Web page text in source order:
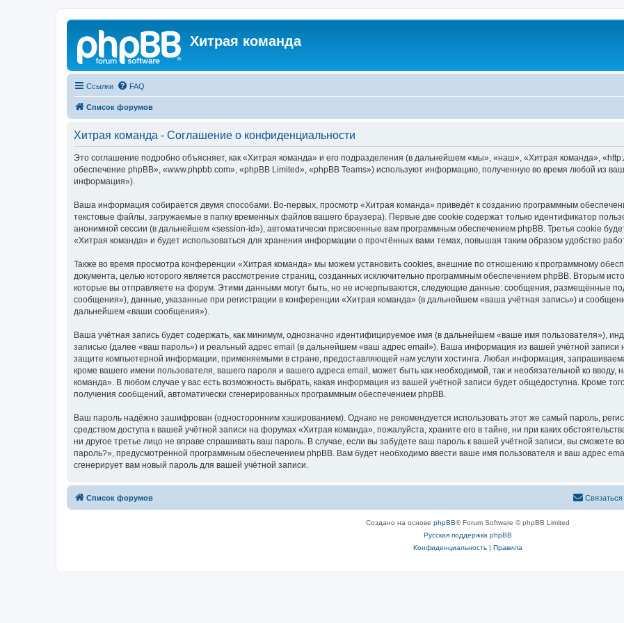
Хитрая команда
Ссылки FAQ
Список форумов
Хитрая команда - Соглашение о конфиденциальности
Это соглашение подробно объясняет, как «Хитрая команда» и его подразделения (в дальнейшем «мы», «наш», «Хитрая команда»,
обеспечение phpBB», «www.phpbb.com», «phpBB Limited», «phpBB Teams») используют информацию, полученную во время любой из
информация»).
Ваша информация собирается двумя способами. Во-первых, просмотр «Хитрая команда» приведёт к созданию программным
текстовые файлы, загружаемые в папку временных файлов вашего браузера). Первые две cookie содержат только идентификатор
анонимной сессии (в дальнейшем «session-id»), автоматически присвоенные вам программным обеспечением phpBB. Третья cookie
«Хитрая команда» и будет использоваться для хранения информации о прочтённых вами темах, повышая таким образом удобство
Также во время просмотра конференции «Хитрая команда» мы можем установить cookies, внешние по отношению к программному
документа, целью которого является рассмотрение страниц, созданных исключительно программным обеспечением phpBB. Вторым
которые вы отправляете на форум. Этими данными могут быть, но не исчерпываются, следующие данные: сообщения, размещённые
сообщения»), данные, указанные при регистрации в конференции «Хитрая команда» (в дальнейшем «ваша учётная запись») и
дальнейшем «ваши сообщения»).
Ваша учётная запись будет содержать, как минимум, однозначно идентифицируемое имя (в дальнейшем «ваше имя пользователя»),
записью (далее «ваш пароль») и реальный адрес email (в дальнейшем «ваш адрес email»). Ваша информация из вашей учётной записи
защите компьютерной информации, применяемыми в стране, предоставляющей нам услуги хостинга. Любая информация,
кроме вашего имени пользователя, вашего пароля и вашего адреса email, может быть как необходимой, так и необязательной ко
команда». В любом случае у вас есть возможность выбрать, какая информация из вашей учётной записи будет общедоступна. Кроме
получения сообщений, автоматически сгенерированных программным обеспечением phpBB.
Ваш пароль надёжно зашифрован (односторонним хэшированием). Однако не рекомендуется использовать этот же самый пароль,
средством доступа к вашей учётной записи на форумах «Хитрая команда», пожалуйста, храните его в тайне, ни при каких
ни другое третье лицо не вправе спрашивать ваш пароль. В случае, если вы забудете ваш пароль к вашей учётной записи, вы сможете
пароль?», предусмотренной программным обеспечением phpBB. Вам будет необходимо ввести ваше имя пользователя и ваш адрес
сгенерирует вам новый пароль для вашей учётной записи.
Список форумов
Создано на основе phpBB® Forum Software © phpBB Limited
Русская поддержка phpBB
Конфиденциальность| Правила